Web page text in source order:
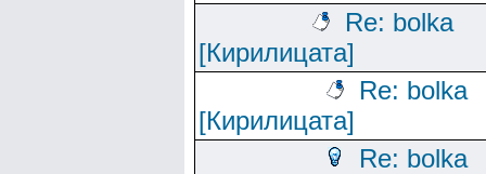
Re: bolka
[Кирилицата]
Re: bolka
[Кирилицата]
Re: bolka